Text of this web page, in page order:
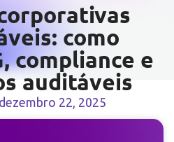
como
compliance e
auditáveis
dezembro 22, 2025